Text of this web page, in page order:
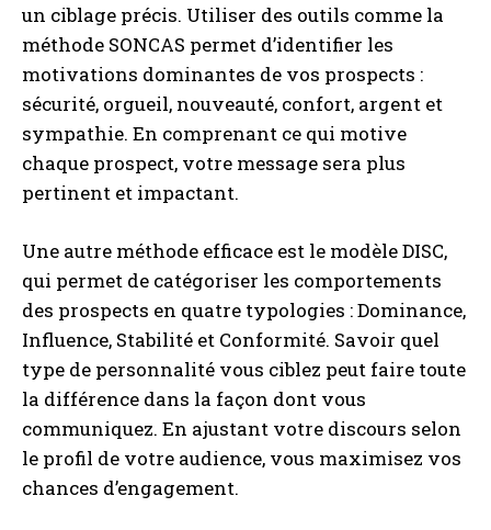
un ciblage précis. Utiliser des outils comme la
méthode SONCAS permet d’identifier les
motivations dominantes de vos prospects :
sécurité, orgueil, nouveauté, confort, argent et
sympathie. En comprenant ce qui motive
chaque prospect, votre message sera plus
pertinent et impactant.
Une autre méthode efficace est le modèle DISC,
qui permet de catégoriser les comportements
des prospects en quatre typologies : Dominance,
Influence, Stabilité et Conformité. Savoir quel
type de personnalité vous ciblez peut faire toute
la différence dans la façon dont vous
communiquez. En ajustant votre discours selon
le profil de votre audience, vous maximisez vos
chances d’engagement.